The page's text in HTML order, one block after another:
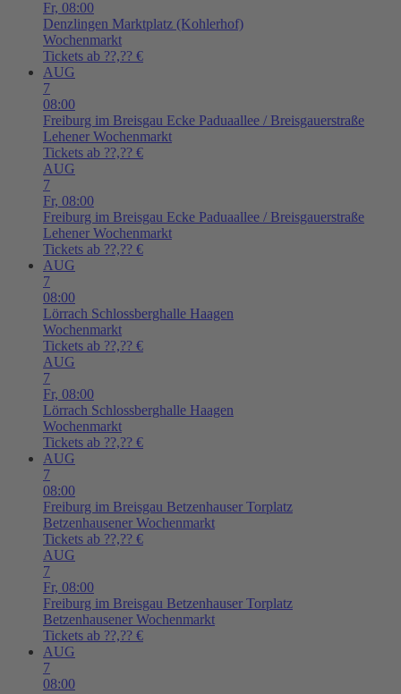
Fr, 08:00
Denzlingen Marktplatz (Kohlerhof)
Wochenmarkt
Tickets ab ??,?? €
AUG
7
08:00
Freiburg im Breisgau Ecke Paduaallee / Breisgauerstraße
Lehener Wochenmarkt
Tickets ab ??,?? €
AUG
7
Fr, 08:00
Freiburg im Breisgau Ecke Paduaallee / Breisgauerstraße
Lehener Wochenmarkt
Tickets ab ??,?? €
AUG
7
08:00
Lörrach Schlossberghalle Haagen
Wochenmarkt
Tickets ab ??,?? €
AUG
7
Fr, 08:00
Lörrach Schlossberghalle Haagen
Wochenmarkt
Tickets ab ??,?? €
AUG
7
08:00
Freiburg im Breisgau Betzenhauser Torplatz
Betzenhausener Wochenmarkt
Tickets ab ??,?? €
AUG
7
Fr, 08:00
Freiburg im Breisgau Betzenhauser Torplatz
Betzenhausener Wochenmarkt
Tickets ab ??,?? €
AUG
7
08:00